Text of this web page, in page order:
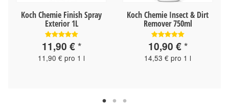
Koch Chemie Finish Spray
Exterior 1L
11,90 €*
11,90 € pro 1 l
Koch Chemie Insect & Dirt
Remover 750ml
10,90 €*
14,53 € pro 1 l